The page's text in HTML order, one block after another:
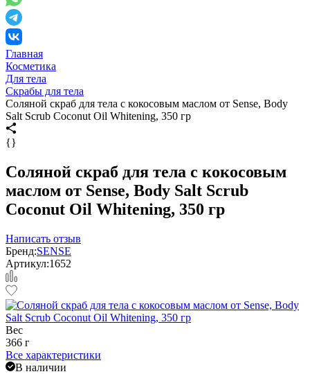
Главная
Косметика
Для тела
Скрабы для тела
Соляной скраб для тела c кокосовым маслом от Sense, Body
Salt Scrub Coconut Oil Whitening, 350 гр
{}
Соляной скраб для тела c кокосовым
маслом от Sense, Body Salt Scrub
Coconut Oil Whitening, 350 гр
Написать отзыв
Бренд:SENSE
Артикул:1652
Вес
366 г
Все характеристики
В наличии